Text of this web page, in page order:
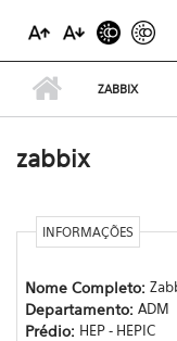
ZABBIX
zabbix
INFORMAÇÕES
Nome Completo:
Departamento: ADM
Prédio: HEP - HEPIC